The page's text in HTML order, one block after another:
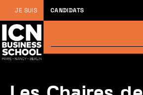
JE SUIS CANDIDATS
sur
icn-